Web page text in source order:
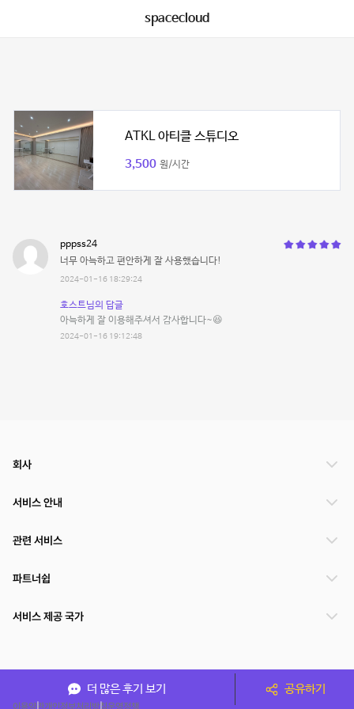
spacecloud
ATKL 아티클 스튜디오
3,500 원/시간
pppss24
너무 아늑하고 편안하게 잘 사용했습니다!
2024-01-16 18:29:24
호스트님의 답글
아늑하게 잘 이용해주셔서 감사합니다~😆
2024-01-16 19:12:48
더 많은 후기 보기 공유하기
회사
서비스 안내
관련 서비스
파트너쉽
서비스 제공 국가
이용약관개인정보처리방침운영정책